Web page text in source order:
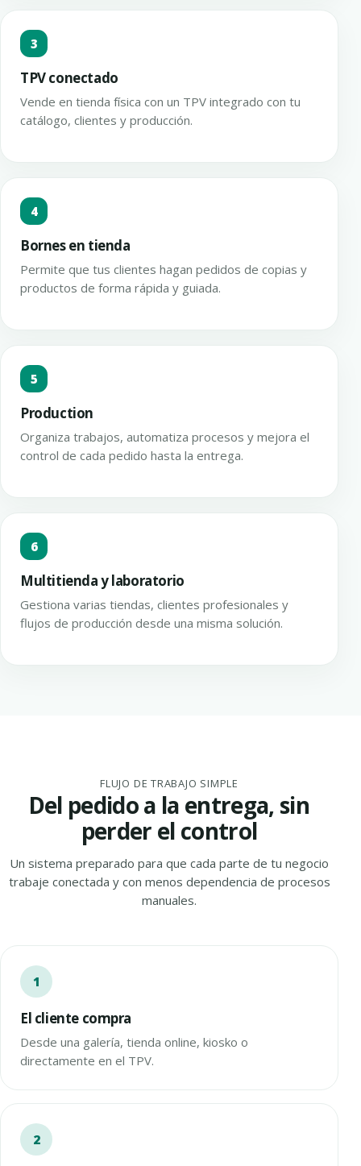
3
TPV conectado
Vende en tienda física con un TPV integrado con tu
catálogo, clientes y producción.
4
Bornes en tienda
Permite que tus clientes hagan pedidos de copias y
productos de forma rápida y guiada.
5
Production
Organiza trabajos, automatiza procesos y mejora el
control de cada pedido hasta la entrega.
6
Multitienda y laboratorio
Gestiona varias tiendas, clientes profesionales y
flujos de producción desde una misma solución.
FLUJO DE TRABAJO SIMPLE
Del pedido a la entrega, sin
perder el control
Un sistema preparado para que cada parte de tu negocio
trabaje conectada y con menos dependencia de procesos
manuales.
El cliente compra
Desde una galería, tienda online, kiosko o
directamente en el TPV.